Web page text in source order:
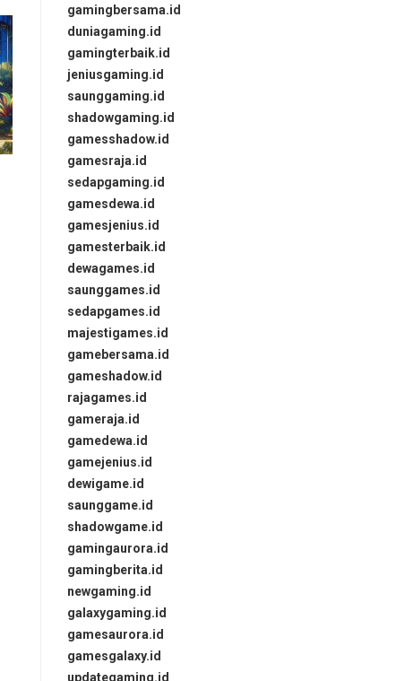
gamingbersama.id
duniagaming.id
gamingterbaik.id
jeniusgaming.id
saunggaming.id
shadowgaming.id
gamesshadow.id
gamesraja.id
sedapgaming.id
gamesdewa.id
gamesjenius.id
gamesterbaik.id
dewagames.id
saunggames.id
sedapgames.id
majestigames.id
gamebersama.id
gameshadow.id
rajagames.id
gameraja.id
gamedewa.id
gamejenius.id
dewigame.id
saunggame.id
shadowgame.id
gamingaurora.id
gamingberita.id
newgaming.id
galaxygaming.id
gamesaurora.id
gamesgalaxy.id
updategaming.id